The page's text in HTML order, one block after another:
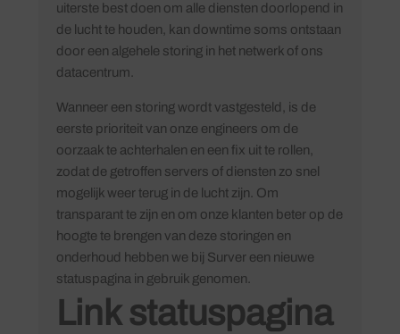
uiterste best doen om alle diensten doorlopend in
de lucht te houden, kan downtime soms ontstaan
door een algehele storing in het netwerk of ons
datacentrum.
Wanneer een storing wordt vastgesteld, is de
eerste prioriteit van onze engineers om de
oorzaak te achterhalen en een fix uit te rollen,
zodat de getroffen servers of diensten zo snel
mogelijk weer terug in de lucht zijn. Om
transparant te zijn en om onze klanten beter op de
hoogte te brengen van deze storingen en
onderhoud hebben we bij Surver een nieuwe
statuspagina in gebruik genomen.
Link statuspagina